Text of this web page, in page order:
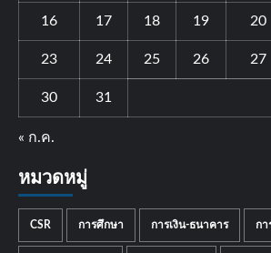
16 17 18 19 20
23 24 25 26 27
30 31
« ก.ค.
หมวดหมู่
CSR การศึกษา การเงิน-ธนาคาร กา